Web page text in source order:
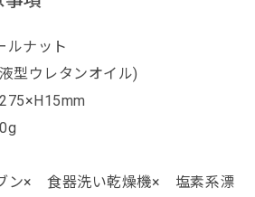
ナット
型ウレタンオイル)
ン× 食器洗い乾燥機× 塩素系漂